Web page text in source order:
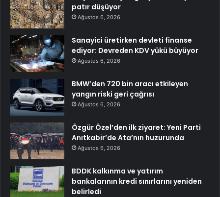
patır düşüyor
Ağustos 6, 2026
Sanayici üretirken devleti finanse
ediyor: Devreden KDV yükü büyüyor
Ağustos 6, 2026
BMW’den 720 bin aracı etkileyen
yangın riski geri çağrısı
Ağustos 6, 2026
Özgür Özel’den ilk ziyaret: Yeni Parti
Anıtkabir’de Ata’nın huzurunda
Ağustos 6, 2026
BDDK kalkınma ve yatırım
bankalarının kredi sınırlarını yeniden
belirledi